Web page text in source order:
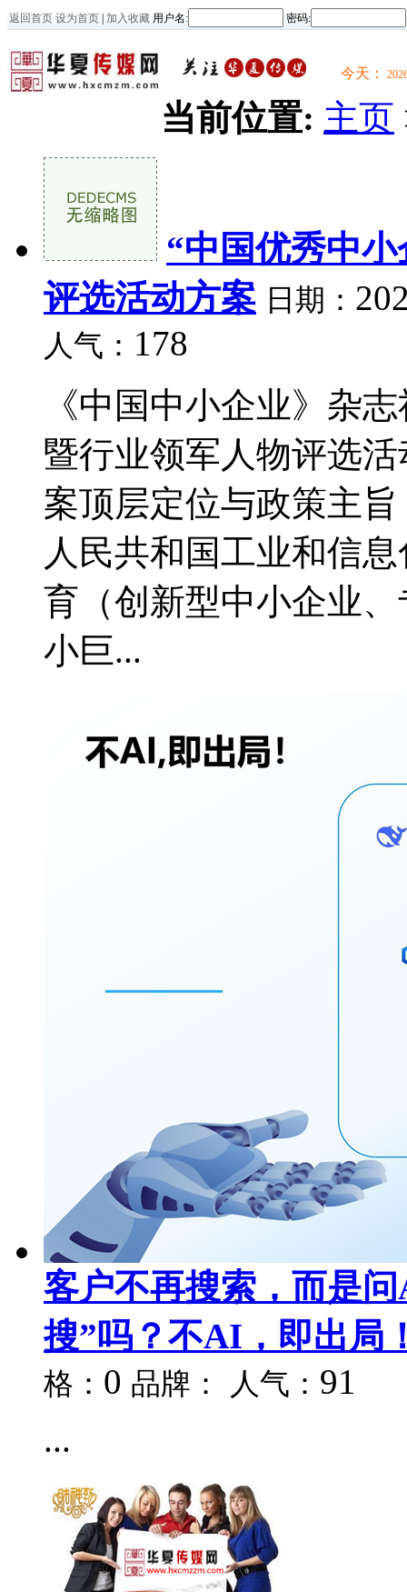
返回首页 设为首页 加入收藏 用户名: 密码:
今天：
当前位置: 主页
“中国优秀中
评选活动方案 日期：
人气： 178
《中国中小企业》杂
暨行业领军人物评选
案顶层定位与政策主
人民共和国工业和信
育（创新型中小企业
小巨...
客户不再搜索，而是
搜”吗？不AI，即出局
格： 0 品牌： 人气： 91
...